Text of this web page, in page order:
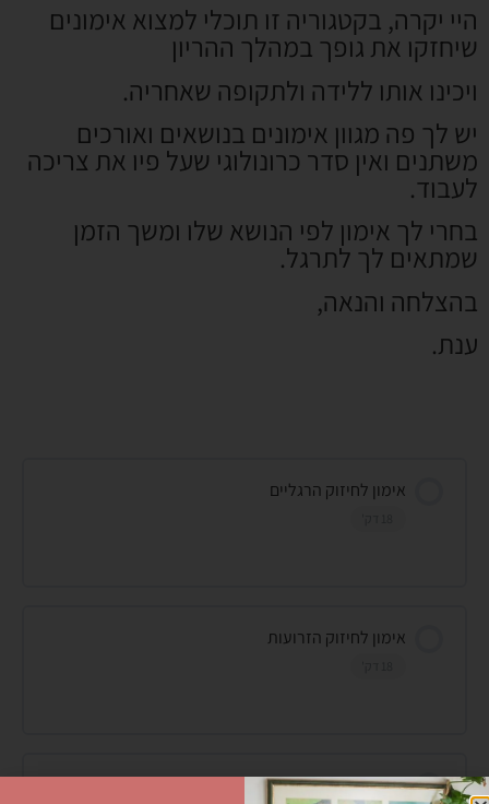
היי יקרה, בקטגוריה זו תוכלי למצוא אימונים
שיחזקו את גופך במהלך ההריון
ויכינו אותו ללידה ולתקופה שאחריה.
יש לך פה מגוון אימונים בנושאים ואורכים
משתנים ואין סדר כרונולוגי שעל פיו את צריכה
לעבוד.
בחרי לך אימון לפי הנושא שלו ומשך הזמן
שמתאים לך לתרגל.
בהצלחה והנאה,
ענת.
אימון לחיזוק הרגליים
אימון לחיזוק הזרועות
חיזוק הגוף